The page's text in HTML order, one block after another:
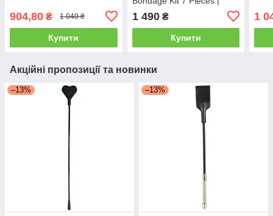
904,80 ₴ 1 040 ₴
Купити
1 490₴
Купити
1
Акційні пропозиції та новинки
–13% –13%